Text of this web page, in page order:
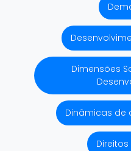
Dimensões
Dinâmicas de